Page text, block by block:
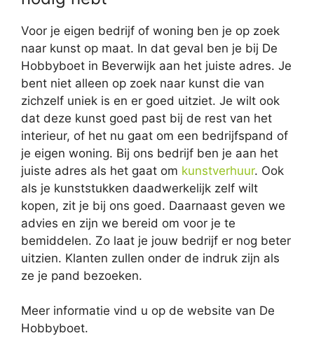
Voor je eigen bedrijf of woning ben je op zoek
naar kunst op maat. In dat geval ben je bij De
Hobbyboet in Beverwijk aan het juiste adres. Je
bent niet alleen op zoek naar kunst die van
zichzelf uniek is en er goed uitziet. Je wilt ook
dat deze kunst goed past bij de rest van het
interieur, of het nu gaat om een bedrijfspand of
je eigen woning. Bij ons bedrijf ben je aan het
juiste adres als het gaat om kunstverhuur. Ook
als je kunststukken daadwerkelijk zelf wilt
kopen, zit je bij ons goed. Daarnaast geven we
advies en zijn we bereid om voor je te
bemiddelen. Zo laat je jouw bedrijf er nog beter
uitzien. Klanten zullen onder de indruk zijn als
ze je pand bezoeken.
Meer informatie vind u op de website van De
Hobbyboet.